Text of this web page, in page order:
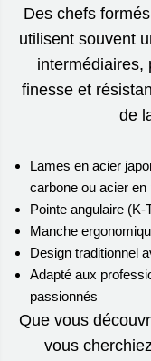
Des chefs
utilisent souvent
intermédiaires,
finesse et
de
Lames en acier
carbone ou acier en
Pointe angulaire
Manche
Design traditionnel
Adapté aux
passionnés
Que vous
vous